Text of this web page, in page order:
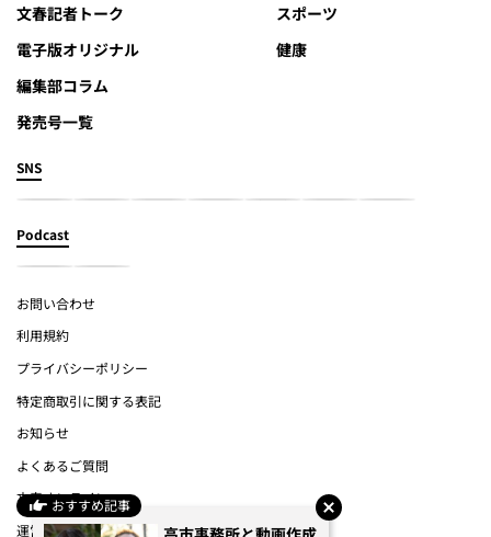
おすすめ記事
文春記者トーク
電子版オリジナル
編集部コラム
発売号一覧
スポーツ
健康
SNS
Podcast
お問い合わせ
利用規約
プライバシーポリシー
特定商取引に関する表記
お知らせ
よくあるご質問
文春オンライン
運営会社